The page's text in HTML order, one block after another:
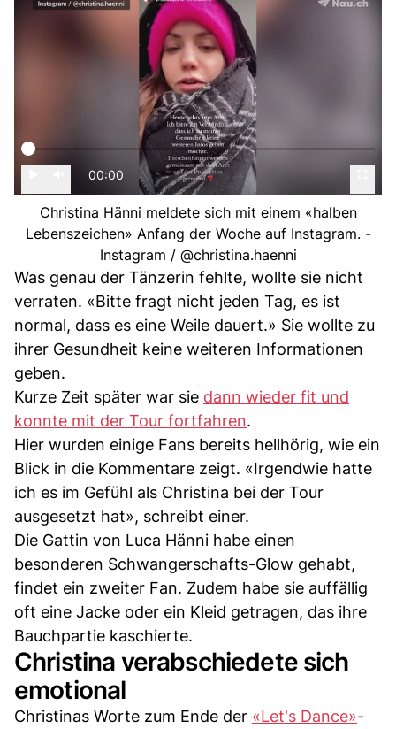
00:00
Christina Hänni meldete sich mit einem «halben
Lebenszeichen» Anfang der Woche auf Instagram. -
Instagram / @christina.haenni
Was genau der Tänzerin fehlte, wollte sie nicht
verraten. «Bitte fragt nicht jeden Tag, es ist
normal, dass es eine Weile dauert.» Sie wollte zu
ihrer Gesundheit keine weiteren Informationen
geben.
Kurze Zeit später war sie dann wieder fit und
konnte mit der Tour fortfahren.
Hier wurden einige Fans bereits hellhörig, wie ein
Blick in die Kommentare zeigt. «Irgendwie hatte
ich es im Gefühl als Christina bei der Tour
ausgesetzt hat», schreibt einer.
Die Gattin von Luca Hänni habe einen
besonderen Schwangerschafts-Glow gehabt,
findet ein zweiter Fan. Zudem habe sie auffällig
oft eine Jacke oder ein Kleid getragen, das ihre
Bauchpartie kaschierte.
Christina verabschiedete sich
emotional
Christinas Worte zum Ende der «Let's Dance»-